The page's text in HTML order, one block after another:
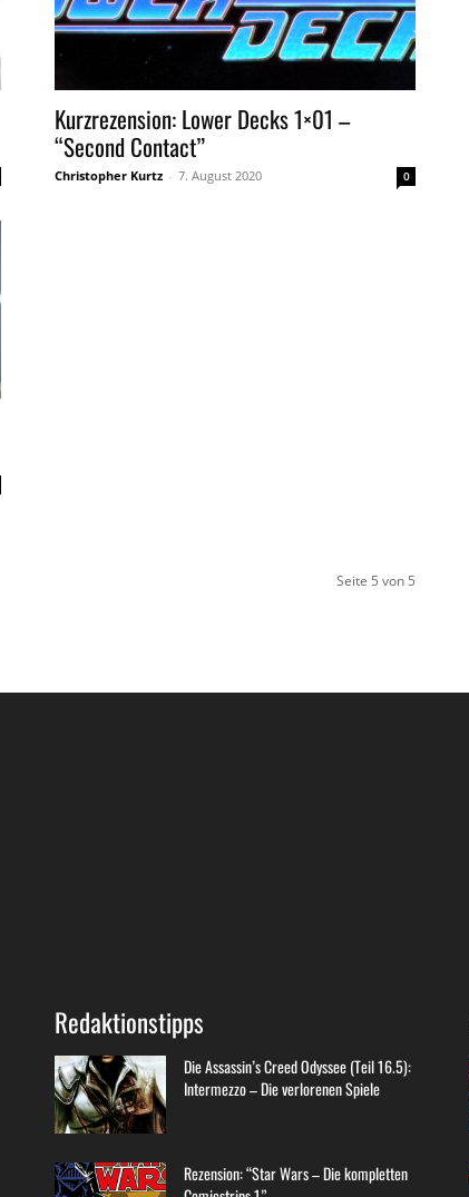
Kurzrezension: Lower Decks 1×01 –
“Second Contact”
Christopher Kurtz - 7. August 2020 0
Seite 5 von 5
Redaktionstipps
Die Assassin’s Creed Odyssee (Teil 16.5):
Intermezzo – Die verlorenen Spiele
Rezension: “Star Wars – Die kompletten